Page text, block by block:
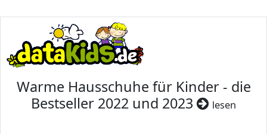
Warme Hausschuhe für Kinder - die
Bestseller 2022 und 2023
lesen